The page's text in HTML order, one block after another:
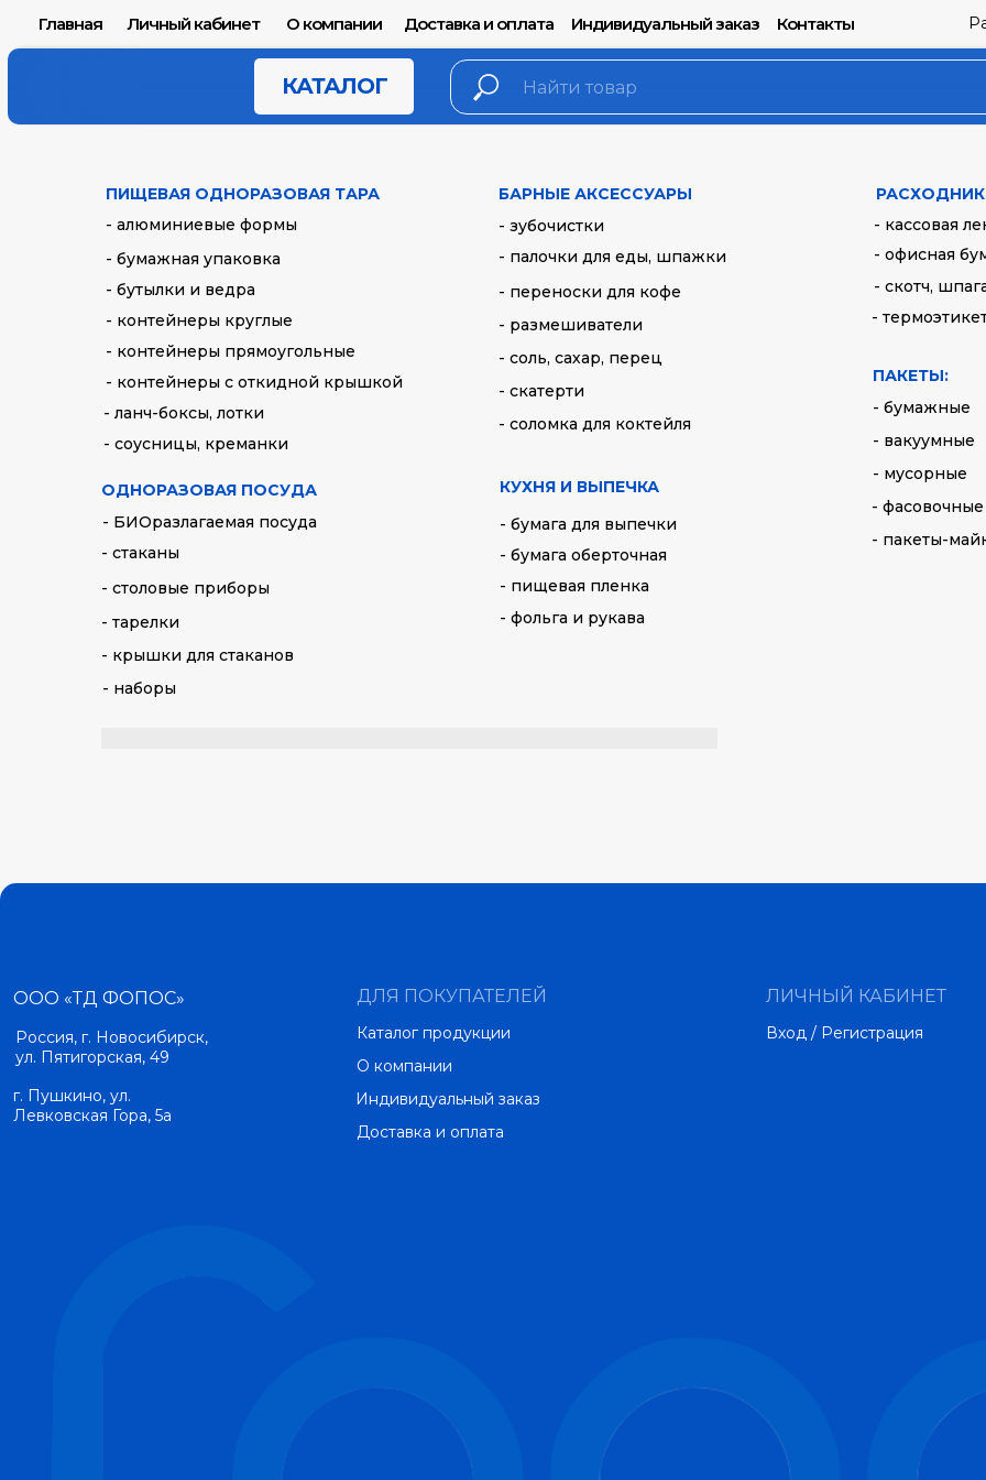
Доставка и оплата Контакты
Индивидуальный заказ
Личный кабинет
Главная О компании
КАТАЛОГ
ПИЩЕВАЯ ОДНОРАЗОВАЯ ТАРА
- бутылки и ведра
- контейнеры круглые
- контейнеры с откидной крышкой
- контейнеры прямоугольные
- соусницы, креманки
- ланч-боксы, лотки
КУХНЯ И ВЫПЕЧКА
- пищевая пленка
- фольга и рукава
- бумага для выпечки
- бумага оберточная
- кассовая
-
- скотч,
- офисная
ПАКЕТЫ:
- бумажные
- вакуумные
- мусорные
- фасовочные
- пакеты-
БАРНЫЕ АКСЕССУАРЫ
- зубочистки
- палочки для еды, шпажки
- переноски для кофе
- размешиватели
- соль, сахар, перец
- скатерти
- соломка для коктейля
ОДНОРАЗОВАЯ ПОСУДА
- БИОразлагаемая посуда
- стаканы
- крышки для стаканов
- наборы
- тарелки
- столовые приборы
- алюминиевые формы
- бумажная упаковка
руб.
Объем: 600 мл
ДЛЯ ПОКУПАТЕЛЕЙ
Каталог продукции
Доставка и оплата
ЛИЧНЫЙ КАБИНЕТ
Вход / Регистрация
О компании
Индивидуальный заказ
Россия, г. Новосибирск,
ул. Пятигорская, 49
г. Пушкино, ул.
Левковская Гора, 5а
ООО «ТД ФОПОС»